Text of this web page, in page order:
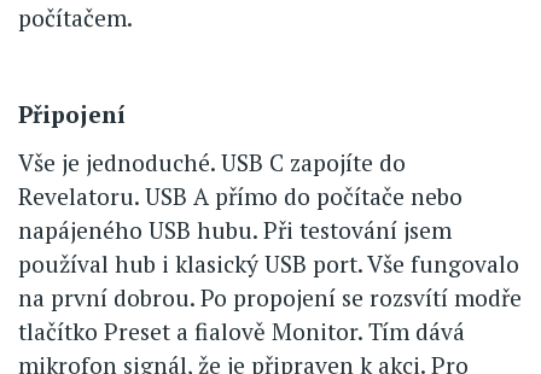
počítačem.
Připojení
Vše je jednoduché. USB C zapojíte do
Revelatoru. USB A přímo do počítače nebo
napájeného USB hubu. Při testování jsem
používal hub i klasický USB port. Vše fungovalo
na první dobrou. Po propojení se rozsvítí modře
tlačítko Preset a fialově Monitor. Tím dává
mikrofon signál, že je připraven k akci. Pro